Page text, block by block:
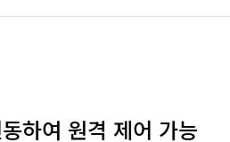
하여 원격 제어 가능